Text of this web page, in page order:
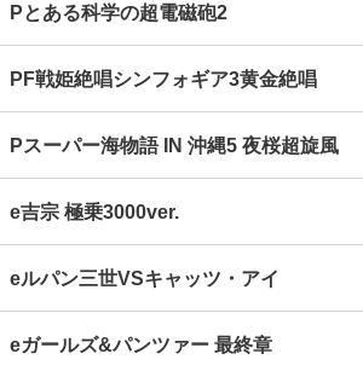
Pとある科学の超電磁砲2
PF戦姫絶唱シンフォギア3黄金絶唱
Pスーパー海物語 IN 沖縄5 夜桜超旋風
e吉宗 極乗3000ver.
eルパン三世VSキャッツ・アイ
eガールズ&パンツァー 最終章